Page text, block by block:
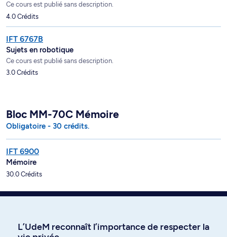
Ce cours est publié sans description.
4.0 Crédits
IFT 6767B
Sujets en robotique
Ce cours est publié sans description.
3.0 Crédits
Bloc MM-70C Mémoire
Obligatoire - 30 crédits.
IFT 6900
Mémoire
30.0 Crédits
Option - Maximum 12 crédits.
L’UdeM reconnaît l’importance de respecter la